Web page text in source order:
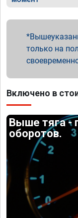
только на
Включено в
Выше тяга -
оборотов.